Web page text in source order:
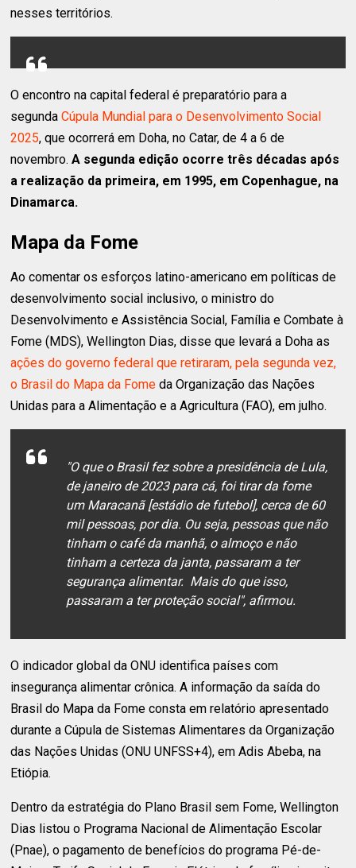
nesses territórios.
O encontro na capital federal é preparatório para a
segundaCúpula Mundial para o Desenvolvimento Social
2025, que ocorrerá em Doha, no Catar, de 4 a 6 de
novembro.A segunda edição ocorre três décadas após
a realização da primeira, em 1995, em Copenhague, na
Dinamarca.
Mapa da Fome
Ao comentar os esforços latino-americano em políticas de
desenvolvimento social inclusivo, o ministro do
Desenvolvimento e Assistência Social, Família e Combate à
Fome (MDS), Wellington Dias, disse que levará a Doha as
ações do governo federal que retiraram, pela segunda vez,
o Brasil do Mapa da Fome da Organização das Nações
Unidas para a Alimentação e a Agricultura (FAO), em julho.
"O que o Brasil fez sobre a presidência de Lula,
de janeiro de 2023 para cá, foi tirar da fome
um Maracanã [estádio de futebol], cerca de 60
mil pessoas, por dia. Ou seja, pessoas que não
tinham o café da manhã, o almoço e não
tinham a certeza da janta, passaram a ter
segurança alimentar. Mais do que isso,
passaram a ter proteção social", afirmou.
O indicador global da ONU identifica países com
insegurança alimentar crônica. A informação da saída do
Brasil do Mapa da Fome consta em relatório apresentado
durante a Cúpula de Sistemas Alimentares da Organização
das Nações Unidas (ONU UNFSS+4), em Adis Abeba, na
Etiópia.
Dentro da estratégia do Plano Brasil sem Fome, Wellington
Dias listou o Programa Nacional de Alimentação Escolar
(Pnae), o pagamento de benefícios do programa Pé-de-